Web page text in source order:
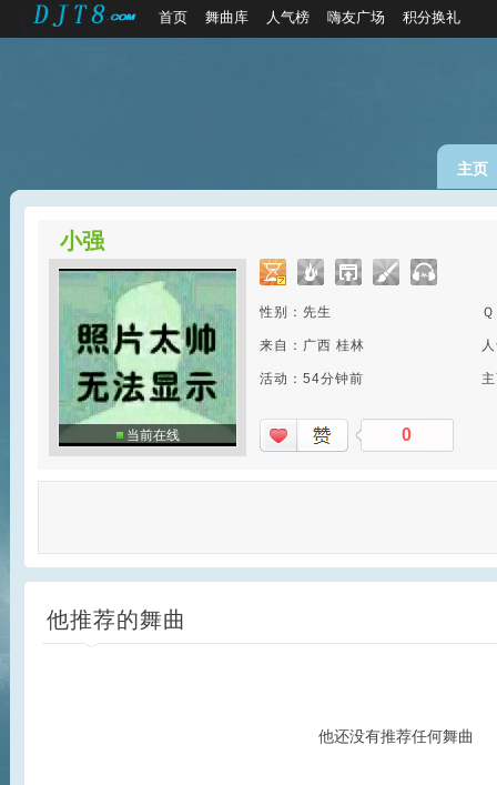
首页 舞曲库 人气榜 嗨友广场 积分换礼
主页
小强
当前在线
性别：先生
来自：广西 桂林
活动：54分钟前
0
他推荐的舞曲
他还没有推荐任何舞曲